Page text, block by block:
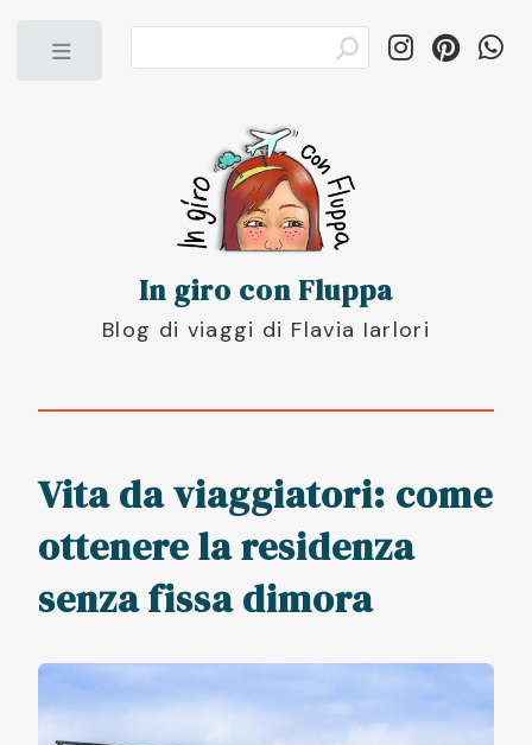
In giro con Fluppa
Blog di viaggi di Flavia Iarlori
Vita da viaggiatori: come
ottenere la residenza
senza fissa dimora